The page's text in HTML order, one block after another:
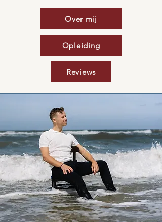
Over mij
Opleiding
Reviews